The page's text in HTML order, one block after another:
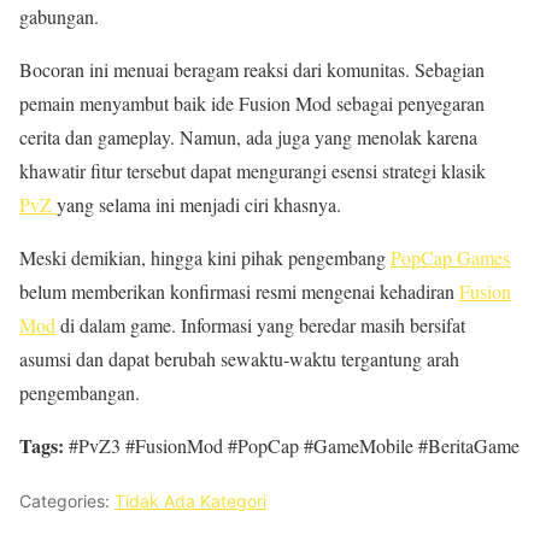
gabungan.
Bocoran ini menuai beragam reaksi dari komunitas. Sebagian
pemain menyambut baik ide Fusion Mod sebagai penyegaran
cerita dan gameplay. Namun, ada juga yang menolak karena
khawatir fitur tersebut dapat mengurangi esensi strategi klasik
PvZyang selama ini menjadi ciri khasnya.
Meski demikian, hingga kini pihak pengembangPopCap Games
belum memberikan konfirmasi resmi mengenai kehadiran Fusion
Mod di dalam game. Informasi yang beredar masih bersifat
asumsi dan dapat berubah sewaktu-waktu tergantung arah
pengembangan.
Tags: #PvZ3 #FusionMod #PopCap #GameMobile #BeritaGame
Categories: Tidak Ada Kategori